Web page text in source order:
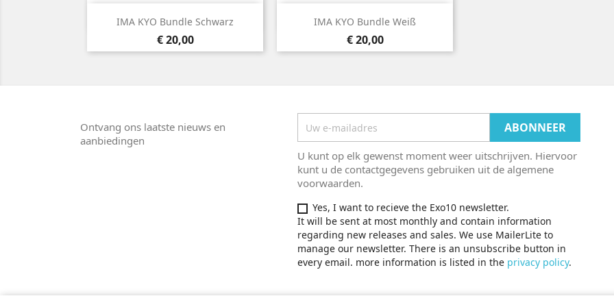
IMA KYO Bundle Schwarz
Prijs
€ 20,00
 Snel bekijken IMA KYO Bundle Weiß
Prijs
€ 20,00
 Snel bekijken
Ontvang ons laatste nieuws en
aanbiedingen
U kunt op elk gewenst moment weer uitschrijven. Hiervoor
kunt u de contactgegevens gebruiken uit de algemene
voorwaarden.
Yes, I want to recieve the Exo10 newsletter.
It will be sent at most monthly and contain information
regarding new releases and sales. We use MailerLite to
manage our newsletter. There is an unsubscribe button in
every email. more information is listed in the privacy policy.